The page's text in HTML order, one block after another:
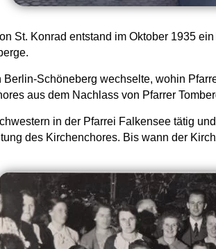
St. Konrad entstand im Oktober 1935
Schöneberg wechselte, wohin
aus dem Nachlass von Pfarrer
in der Pfarrei Falkensee tätig
des Kirchenchores. Bis wann der